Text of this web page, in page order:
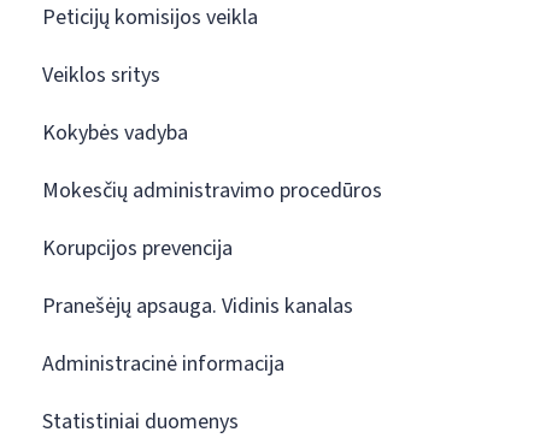
Peticijų komisijos veikla
Veiklos sritys
Kokybės vadyba
Mokesčių administravimo procedūros
Korupcijos prevencija
Pranešėjų apsauga. Vidinis kanalas
Administracinė informacija
Statistiniai duomenys